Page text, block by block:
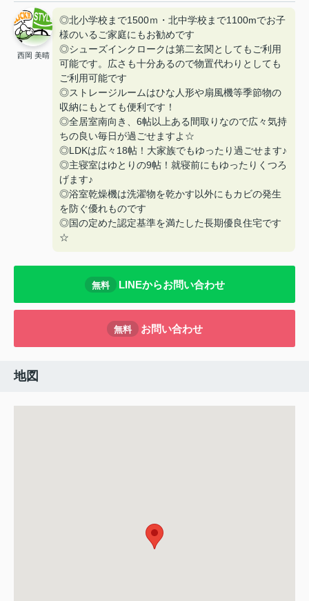
西岡 美晴
◎北小学校まで1500ｍ・北中学校まで1100mでお子
様のいるご家庭にもお勧めです
◎シューズインクロークは第二玄関としてもご利用
可能です。広さも十分あるので物置代わりとしても
ご利用可能です
◎ストレージルームはひな人形や扇風機等季節物の
収納にもとても便利です！
◎全居室南向き、6帖以上ある間取りなので広々気持
ちの良い毎日が過ごせますよ☆
◎LDKは広々18帖！大家族でもゆったり過ごせます♪
◎主寝室はゆとりの9帖！就寝前にもゆったりくつろ
げます♪
◎浴室乾燥機は洗濯物を乾かす以外にもカビの発生
を防ぐ優れものです
◎国の定めた認定基準を満たした長期優良住宅です
☆
無料 LINEからお問い合わせ
無料 お問い合わせ
地図